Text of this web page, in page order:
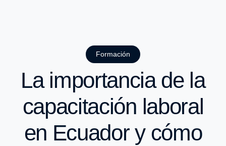
Formación
La importancia de la
capacitación laboral
en Ecuador y cómo